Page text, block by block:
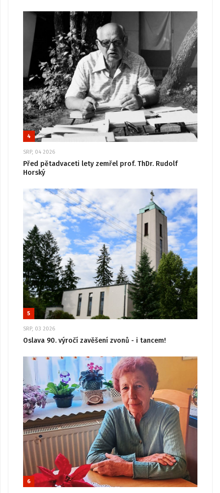
4
SRP, 04 2026
Před pětadvaceti lety zemřel prof. ThDr. Rudolf
Horský
5
SRP, 03 2026
Oslava 90. výročí zavěšení zvonů - i tancem!
6